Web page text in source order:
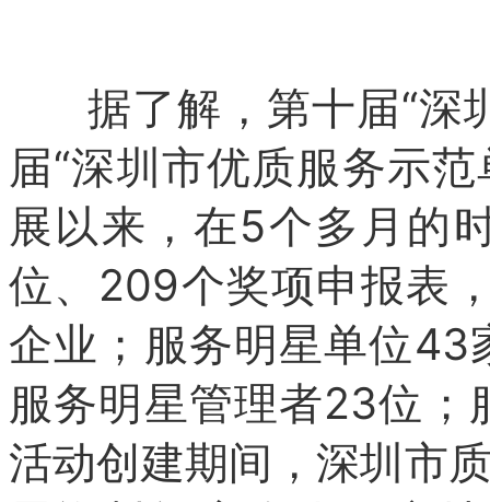
据了解，第十届“深
届“深圳市优质服务示
展以来，在5个多月的
位、209个奖项申报表
企业；服务明星单位43
服务明星管理者23位
活动创建期间，深圳市